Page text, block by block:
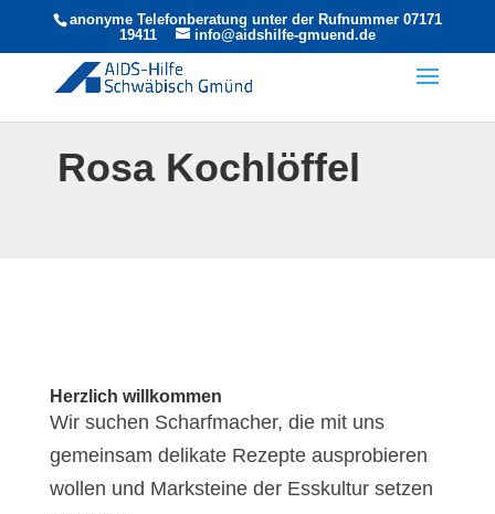
anonyme Telefonberatung unter der Rufnummer 07171
19411
info@aidshilfe-gmuend.de
Rosa Kochlöffel
Herzlich willkommen
Wir suchen Scharfmacher, die mit uns
gemeinsam delikate Rezepte ausprobieren
wollen und Marksteine der Esskultur setzen